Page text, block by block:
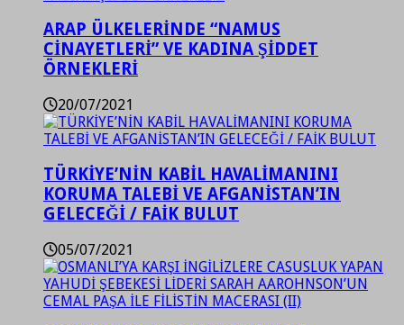
ARAP ÜLKELERİNDE “NAMUS
CİNAYETLERİ” VE KADINA ŞİDDET
ÖRNEKLERİ
20/07/2021
TÜRKİYE’NİN KABİL HAVALİMANINI
KORUMA TALEBİ VE AFGANİSTAN’IN
GELECEĞİ / FAİK BULUT
05/07/2021